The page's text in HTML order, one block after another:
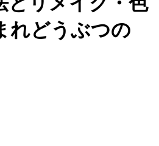
れどうぶつの